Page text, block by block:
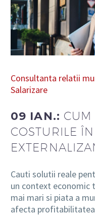
RO
Consultanta relatii
Salarizare
09 IAN.: CUM
COSTURILE
Cauti solutii reale
un context economic
mai mari si piata a
afecta